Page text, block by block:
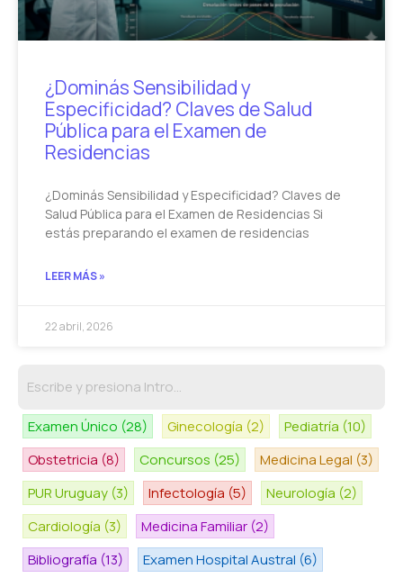
¿Dominás Sensibilidad y
Especificidad? Claves de Salud
Pública para el Examen de
Residencias
¿Dominás Sensibilidad y Especificidad? Claves de
Salud Pública para el Examen de Residencias Si
estás preparando el examen de residencias
LEER MÁS »
22 abril, 2026
Examen Único (28) Ginecología (2) Pediatría (10)
Obstetricia (8) Concursos (25) Medicina Legal (3)
PUR Uruguay (3) Infectología (5) Neurología (2)
Cardiología (3) Medicina Familiar (2)
Bibliografía (13) Examen Hospital Austral (6)